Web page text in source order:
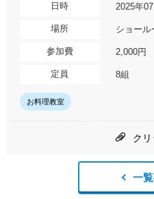
日時 2025年
場所 ショール
参加費 2,000円
定員 8組
お料理教室
ク
一